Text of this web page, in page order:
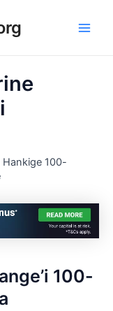
Hankige 100-
100-